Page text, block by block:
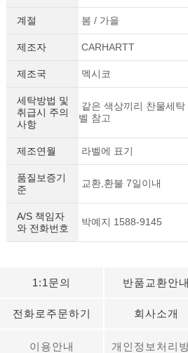
이코 라이프 하
계절 봄 / 가을
제조자 CARHARTT
제조국 멕시코
세탁방법 및
취급시 주의
사항
같은 색상끼리 찬물세
벨 참고
제조연월 라벨에 표기
품질보증기
준
교환,환불 7일이내
A/S 책임자
와 전화번호
박예지 1588-9145
1:1문의 반품교환안내
전화로주문하기 회사소개
이용안내 개인정보처리